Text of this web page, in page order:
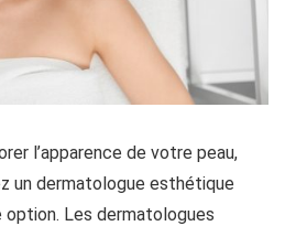
l’apparence de votre peau,
un dermatologue esthétique
Les dermatologues